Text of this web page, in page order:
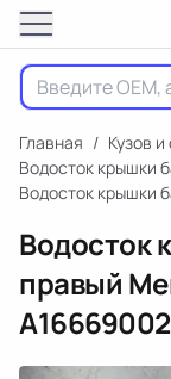
Главная / Кузов
Водосток крышки
Водосток крышки
Водосток
правый